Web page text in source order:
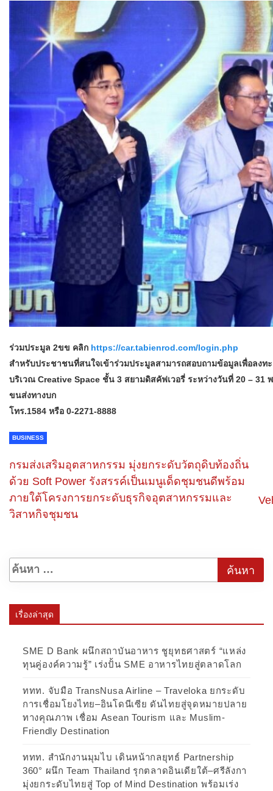
ร่วมประมูล 2ขข คลิก https://car.tabienrod.com/login.php
สำหรับประชาชนที่สนใจเข้าร่วมประมูลสามารถสอบถามข้อมูลเพื่อลง
บริเวณ Creative Space ชั้น 3 สยามดิสคัฟเวอรี่ ระหว่างวันที่ 20 – 31
ขนส่งทางบก
โทร.1584 หรือ 0-2271-8888
BUSINESS
กรมส่งเสริมอุตสาหกรรม มุ่งยกระดับวัตถุดิบท้องถิ่น
ด้วย Soft Power รังสรรค์เป็นเมนูเด็ดชุมชนดีพร้อม
ภายใต้โครงการยกระดับธุรกิจอุตสาหกรรมและ
วิสาหกิจชุมชน
เรื่องล่าสุด
SME D Bank ผนึกสถาบันอาหาร ชูยุทธศาสตร์ “แหล่ง
ทุนคู่องค์ความรู้” เร่งปั้น SME อาหารไทยสู่ตลาดโลก
ททท. จับมือ TransNusa Airline – Traveloka ยกระดับ
การเชื่อมโยงไทย–อินโดนีเซีย ดันไทยสู่จุดหมายปลาย
ทางคุณภาพ เชื่อม Asean Tourism และ Muslim-
Friendly Destination
ททท. สำนักงานมุมไบ เดินหน้ากลยุทธ์ Partnership
360° ผนึก Team Thailand รุกตลาดอินเดียใต้–ศรีลังกา
มุ่งยกระดับไทยสู่ Top of Mind Destination พร้อมเร่ง